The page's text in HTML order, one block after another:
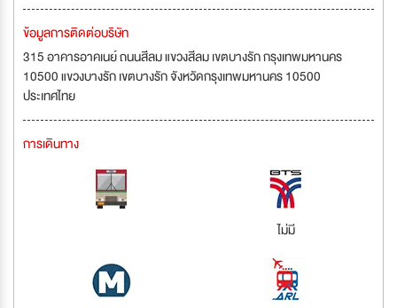
ข้อมูลการติดต่อบริษัท
315 อาคารอาคเนย์ ถนนสีลม แขวงสีลม เขตบางรัก กรุงเทพมหานคร
10500 แขวงบางรัก เขตบางรัก จังหวัดกรุงเทพมหานคร 10500
ประเทศไทย
การเดินทาง
ไม่มี